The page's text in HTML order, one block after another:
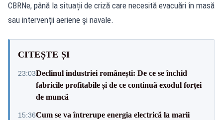
CBRNe, până la situații de criză care necesită evacuări în masă
sau intervenții aeriene și navale.
CITEȘTE ȘI
23:03Declinul industriei românești: De ce se închid
fabricile profitabile și de ce continuă exodul forței
de muncă
15:36Cum se va întrerupe energia electrică la marii